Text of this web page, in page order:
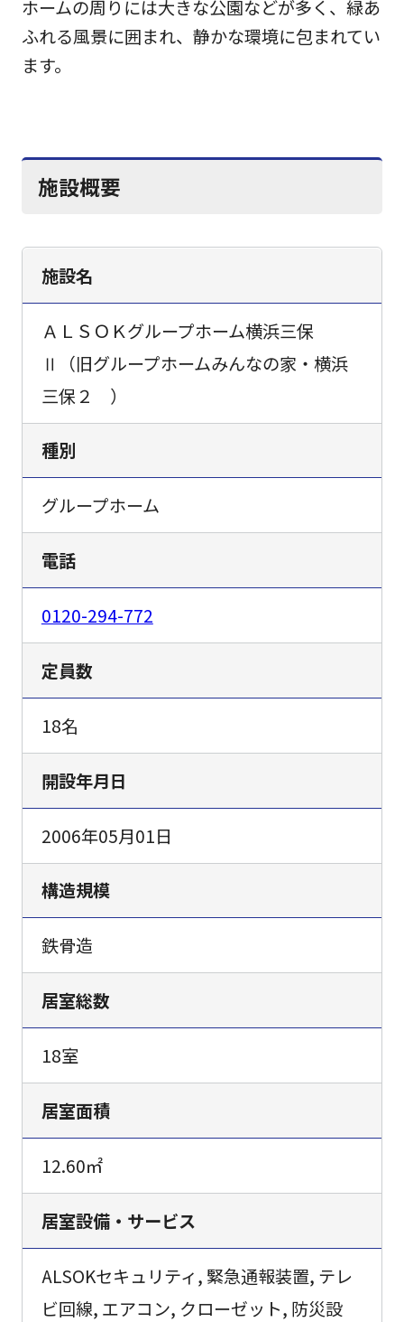
ホームの周りには大きな公園などが多く、緑あ
ふれる風景に囲まれ、静かな環境に包まれてい
ます。
施設概要
施設名
ＡＬＳＯＫグループホーム横浜三保
Ⅱ（旧グループホームみんなの家・横浜
三保２ ）
種別
グループホーム
電話
0120-294-772
定員数
18名
開設年月日
2006年05月01日
構造規模
鉄骨造
居室総数
18室
居室面積
12.60㎡
居室設備・サービス
ALSOKセキュリティ, 緊急通報装置, テレ
ビ回線, エアコン, クローゼット, 防災設